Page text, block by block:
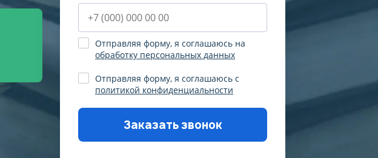
Отправляя форму, я соглашаюсь на
обработку персональных данных
Отправляя форму, я соглашаюсь с
политикой конфиденциальности
Заказать звонок